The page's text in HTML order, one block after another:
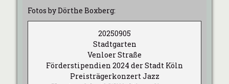
Fotos by Dörthe Boxberg:
20250905
Stadtgarten
Venloer Straße
Förderstipendien 2024 der Stadt Köln
Preisträgerkonzert Jazz